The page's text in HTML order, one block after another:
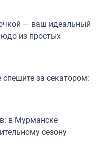
— ваш идеальный
из простых
за секатором:
в Мурманске
сезону